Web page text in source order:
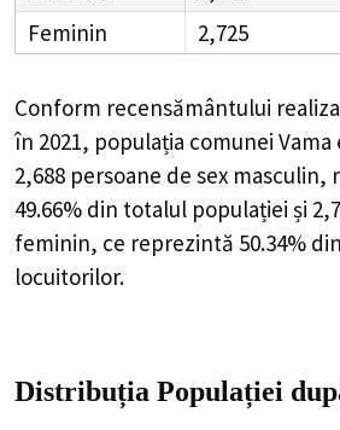
Feminin
2,725
Conform recensământului
în 2021, populația comunei
2,688 persoane de sex masculin,
49.66% din totalul populației și
feminin, ce reprezintă 50.34%
locuitorilor.
Distribuția Populației